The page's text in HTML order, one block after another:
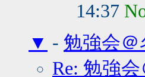
14:37
▼ - 勉強会＠
Re: 勉強